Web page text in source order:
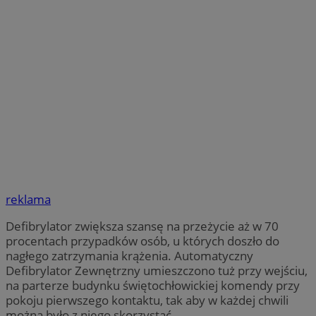
reklama
Defibrylator zwiększa szansę na przeżycie aż w 70
procentach przypadków osób, u których doszło do
nagłego zatrzymania krążenia. Automatyczny
Defibrylator Zewnętrzny umieszczono tuż przy wejściu,
na parterze budynku świętochłowickiej komendy przy
pokoju pierwszego kontaktu, tak aby w każdej chwili